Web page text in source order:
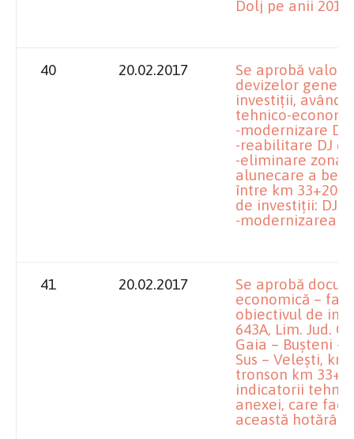
Dolj pe anii 2017
40 20.02.2017
Se aprobă
devizelor
investiţii, având
tehnico-
-modernizare DJ
-reabilitare DJ
-eliminare zona
alunecare a
între km 33+200
de investiţii: DJ
-modernizarea
41 20.02.2017
Se aprobă
economică –
obiectivul de
643A, Lim. Jud.
Gaia – Buşteni -
Sus – Veleşti, km
tronson km
indicatorii
anexei, care
această hotărâre.